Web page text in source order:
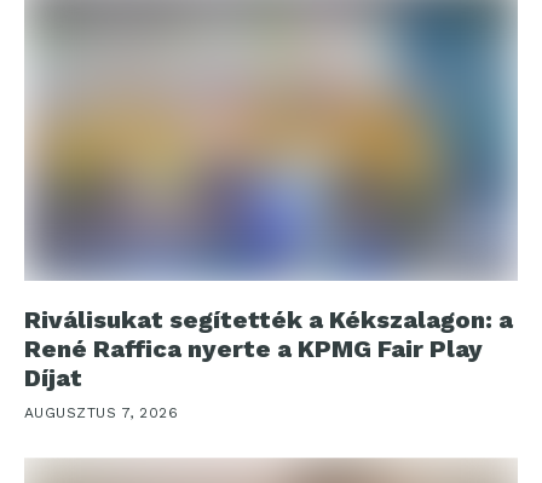
Riválisukat segítették a Kékszalagon: a
René Raffica nyerte a KPMG Fair Play
Díjat
AUGUSZTUS 7, 2026